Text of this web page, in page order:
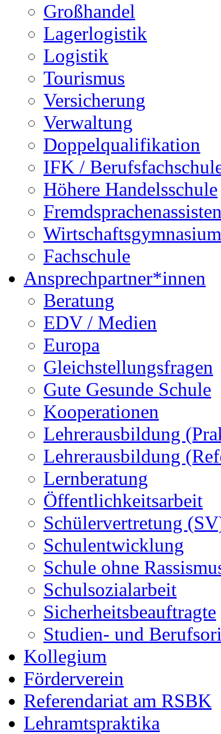
Großhandel
Lagerlogistik
Logistik
Tourismus
Versicherung
Verwaltung
Doppelqualifikation
IFK /
Höhere Handelsschule
Wirtschaftsgymnasium
Fachschule
Ansprechpartner*innen
Beratung
EDV / Medien
Europa
Gleichstellungsfragen
Gute Gesunde Schule
Kooperationen
Lehrerausbildung
Lehrerausbildung
Lernberatung
Öffentlichkeitsarbeit
Schülervertretung
Schulentwicklung
Schule ohne
Schulsozialarbeit
Sicherheitsbeauftragte
Studien- und
Kollegium
Förderverein
Referendariat am RSBK
Lehramtspraktika